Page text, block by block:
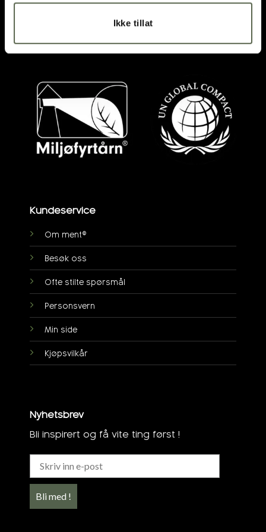
Ikke tillat
ÅPNINGSTIDER
VEIBESKRIVELSE
post@ment.no
Kundeservice
Om ment®
Besøk oss
Ofte stilte spørsmål
Personsvern
Min side
Kjøpsvilkår
Nyhetsbrev
Bli inspirert og få vite ting først !
Bli med !